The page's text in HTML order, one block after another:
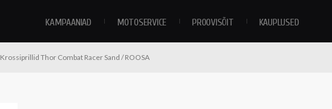
KAMPAANIAD MOTOSERVICE PROOVISÕIT KAUPLUSED
Krossiprillid Thor Combat Racer Sand / ROOSA